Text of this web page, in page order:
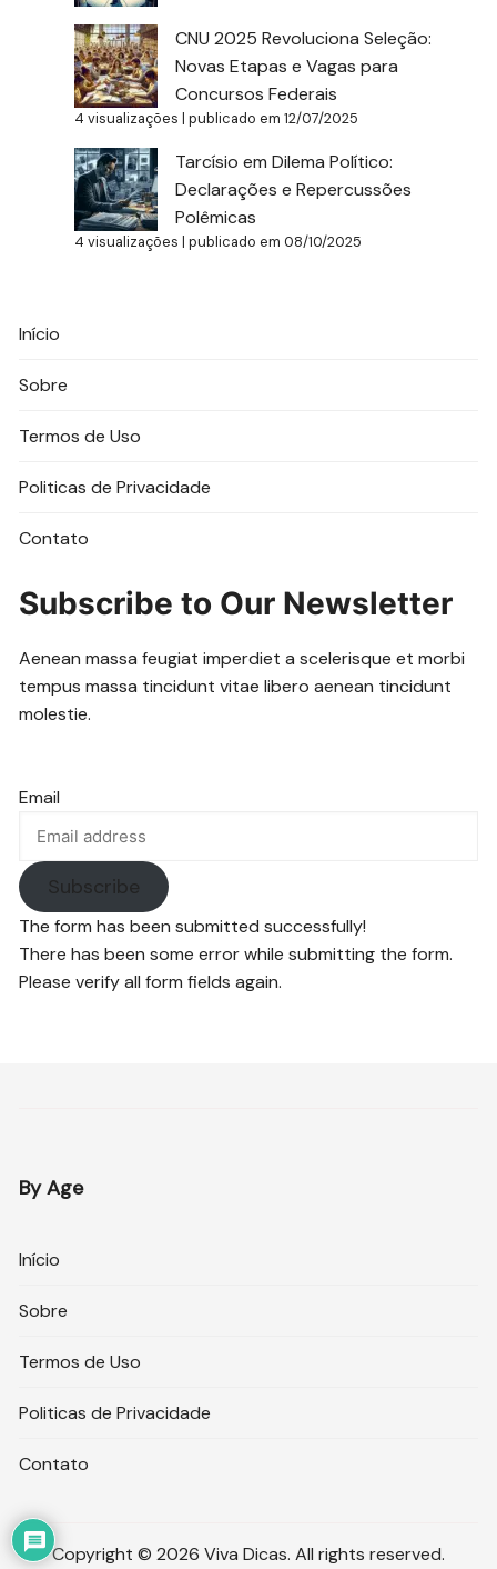
CNU 2025 Revoluciona Seleção:
Novas Etapas e Vagas para
Concursos Federais
4 visualizações |publicado em 12/07/2025
Tarcísio em Dilema Político:
Declarações e Repercussões
Polêmicas
4 visualizações |publicado em 08/10/2025
Início
Sobre
Termos de Uso
Politicas de Privacidade
Contato
Subscribe to Our Newsletter
Aenean massa feugiat imperdiet a scelerisque et morbi
tempus massa tincidunt vitae libero aenean tincidunt
molestie.
Email
Subscribe
The form has been submitted successfully!
There has been some error while submitting the form.
Please verify all form fields again.
By Age
Início
Sobre
Termos de Uso
Politicas de Privacidade
Contato
Copyright © 2026 Viva Dicas. All rights reserved.